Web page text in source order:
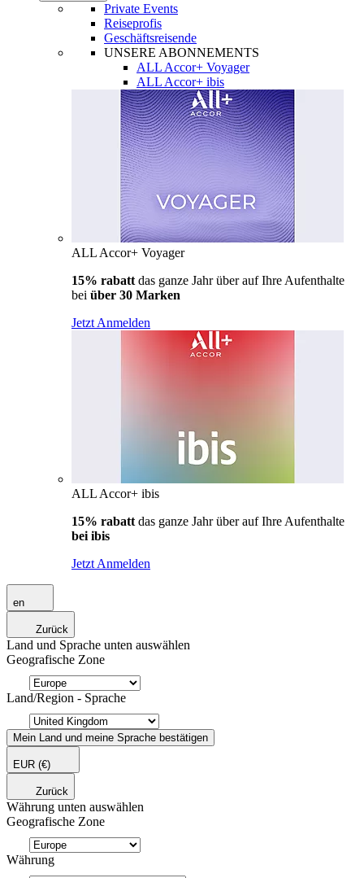
Private Events
Reiseprofis
Geschäftsreisende
UNSERE ABONNEMENTS
ALL Accor+ Voyager
ALL Accor+ ibis
ALL Accor+ Voyager
15% rabatt das ganze Jahr über auf Ihre Aufenthalte
bei über 30 Marken
Jetzt Anmelden
ALL Accor+ ibis
15% rabatt das ganze Jahr über auf Ihre Aufenthalte
bei ibis
Jetzt Anmelden
en
Zurück
Land und Sprache unten auswählen
Geografische Zone
Land/Region - Sprache
Mein Land und meine Sprache bestätigen
EUR (€)
Zurück
Währung unten auswählen
Geografische Zone
Währung